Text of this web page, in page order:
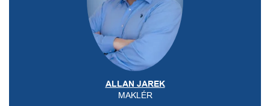
ALLAN JAREK
MAKLÉR